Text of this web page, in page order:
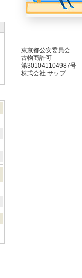
東京都公安委員会
古物商許可
第301041104987号
株式会社 サップ